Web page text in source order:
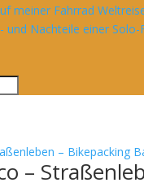
meiner Fahrrad
und Nachteile einer
–